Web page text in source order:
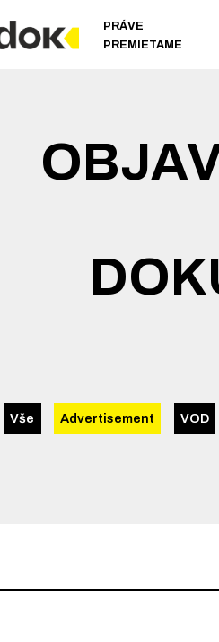
PRÁVE
PREMIETAME
Vše Advertisement VOD